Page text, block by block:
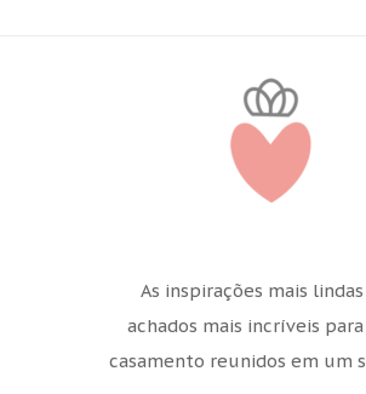
As inspirações mais
achados mais incríveis
casamento reunidos em um